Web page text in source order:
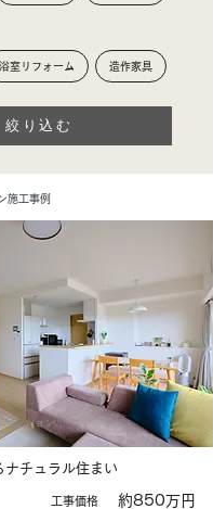
浴室リフォーム 造作家具
絞り込む
施工事例
マンション
ナチュラル住まい
約850万円
​工事価格